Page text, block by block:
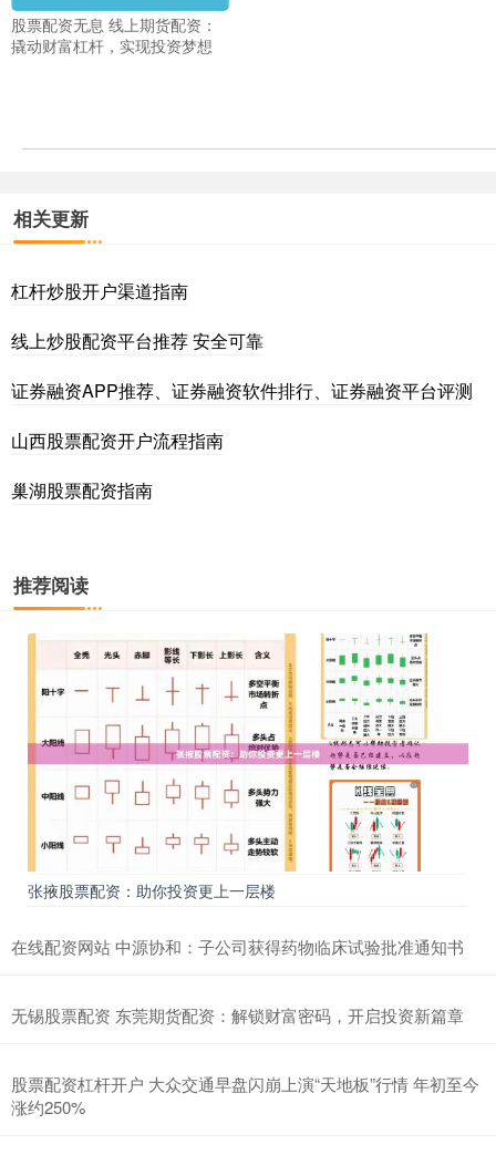
股票配资无息 线上期货配资：
撬动财富杠杆，实现投资梦想
相关更新
杠杆炒股开户渠道指南
线上炒股配资平台推荐 安全可靠
证券融资APP推荐、证券融资软件排行、证券融资平台评测
山西股票配资开户流程指南
巢湖股票配资指南
推荐阅读
张掖股票配资：助你投资更上一层楼
在线配资网站 中源协和：子公司获得药物临床试验批准通知书
无锡股票配资 东莞期货配资：解锁财富密码，开启投资新篇章
股票配资杠杆开户 大众交通早盘闪崩上演“天地板”行情 年初至今
涨约250%